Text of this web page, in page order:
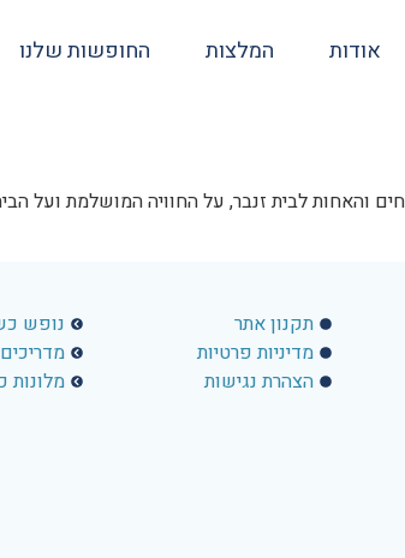
אודות המלצות החופשות שלנו
והאחות לבית זנבר, על החוויה המושלמת
תקנון אתר
מדיניות פרטיות
הצהרת נגישות
נופש